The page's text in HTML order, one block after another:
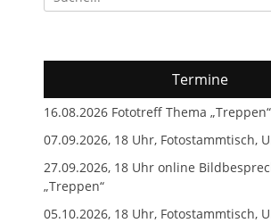
nach:
Termine
16.08.2026 Fototreff Thema „Treppen“
07.09.2026, 18 Uhr, Fotostammtisch,
27.09.2026, 18 Uhr online
„Treppen“
05.10.2026, 18 Uhr, Fotostammtisch,